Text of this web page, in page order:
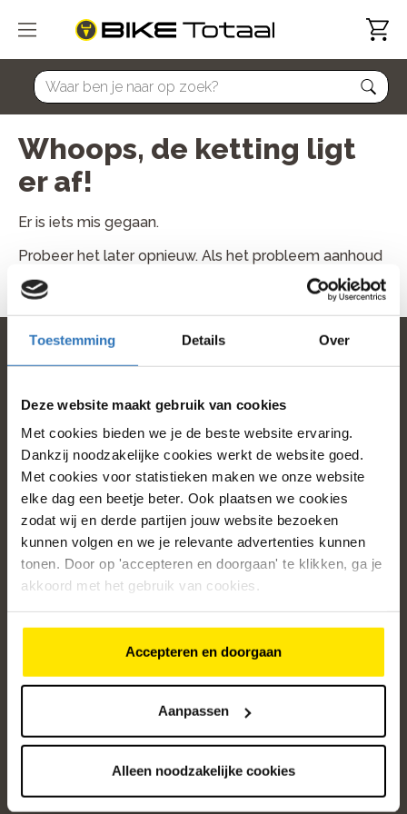
Toestemming Details Over
Deze website maakt gebruik van cookies
Met cookies bieden we je de beste website ervaring.
Dankzij noodzakelijke cookies werkt de website goed.
Met cookies voor statistieken maken we onze website
elke dag een beetje beter. Ook plaatsen we cookies
zodat wij en derde partijen jouw website bezoeken
kunnen volgen en we je relevante advertenties kunnen
tonen. Door op 'accepteren en doorgaan' te klikken, ga je
akkoord met het gebruik van cookies.
Accepteren en doorgaan
Aanpassen
Alleen noodzakelijke cookies
home
Whoops, de ketting ligt
er af!
Er is iets mis gegaan.
Probeer het later opnieuw. Als het probleem aanhoud
neem dan contact met ons op.
home
Populaire categorieën
Onze service
Klantenservice
Over ons
4.8 /5
Altijd op de hoogte van onze acties
Ontvang de beste aanbiedingen en persoonlijk advies.
Aanmelden